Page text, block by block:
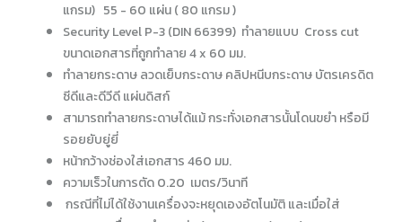
แกรม) 55 - 60 แผ่น ( 80 แกรม )
Security Level P-3 (DIN 66399) ทำลายแบบ Cross cut
ขนาดเอกสารที่ถูกทำลาย 4 x 60 มม.
ทำลายกระดาษ ลวดเย็บกระดาษ คลิปหนีบกระดาษ บัตรเครดิต
ซีดีและดีวีดี แผ่นดิสก์
สามารถทำลายกระดาษได้แม้ กระทั่งเอกสารนั้นโดนขยำ หรือมี
รอยยับยู่ยี่
หน้ากว้างช่องใส่เอกสาร 460 มม.
ความเร็วในการตัด 0.20 เมตร/วินาที
กรณีที่ไม่ได้ใช้งานเครื่องจะหยุดเองอัตโนมัติ และเมื่อใส่